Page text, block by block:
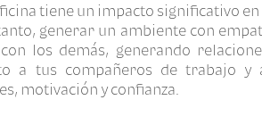
tiene un impacto significativo
generar un ambiente con
los demás, generando
a tus compañeros de trabajo y
motivación y confianza.